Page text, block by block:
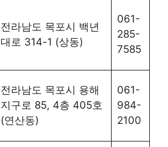
전라남도 목포시 백년
대로 314-1 (상동)
061-
285-
7585
전라남도 목포시 용해
지구로 85, 4층 405호
(연산동)
061-
984-
2100